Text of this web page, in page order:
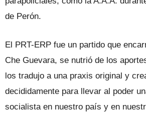
de Perón.
El PRT-ERP fue un partido que
Che Guevara, se nutrió de los
los tradujo a una praxis original y
decididamente para llevar al poder
socialista en nuestro país y en